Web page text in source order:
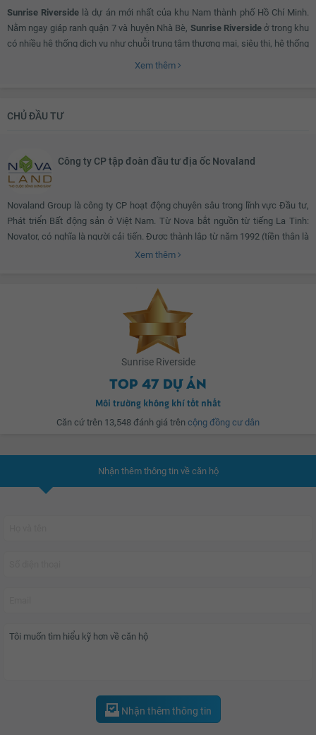
Sunrise Riverside là dự án mới nhất của khu Nam thành phố Hồ Chí Minh.
Nằm ngay giáp ranh quận 7 và huyện Nhà Bè, Sunrise Riversideở trong khu
có nhiều hệ thống dịch vụ như chuỗi trung tâm thương mại, siêu thị, hệ thống
Xem thêm
CHỦ ĐẦU TƯ
Công ty CP tập đoàn đầu tư địa ốc Novaland
Novaland Group là công ty CP hoạt động chuyên sâu trong lĩnh vực Đầu tư,
Phát triển Bất động sản ở Việt Nam. Từ Nova bắt nguồn từ tiếng La Tinh:
Novator, có nghĩa là người cải tiến. Được thành lập từ năm 1992 (tiền thân là
công ty Thành Nhơn), Nova Group hoạt động trong lĩnh vực sản xuất kinh
Xem thêm
Sunrise Riverside
Top 47 dự án
Môi trường không khí tốt nhất
Căn cứ trên 13,548 đánh giá trên cộng đồng cư dân
Nhận thêm thông tin về căn hộ
Nhận thêm thông tin